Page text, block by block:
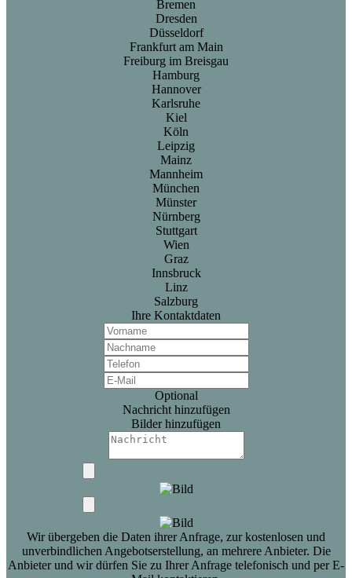
Bremen
Dresden
Düsseldorf
Frankfurt am Main
Freiburg im Breisgau
Hamburg
Hannover
Karlsruhe
Kiel
Köln
Leipzig
Mainz
Mannheim
München
Münster
Nürnberg
Stuttgart
Wien
Graz
Innsbruck
Linz
Salzburg
Ihre Kontaktdaten
Optional
Nachricht hinzufügen
Bilder hinzufügen
Wir übergeben die Daten ihrer Anfrage, zur kostenlosen und
unverbindlichen Angebotserstellung, an mehrere Anbieter. Die
Anbieter und wir dürfen Sie zu Ihrer Anfrage telefonisch und per E-